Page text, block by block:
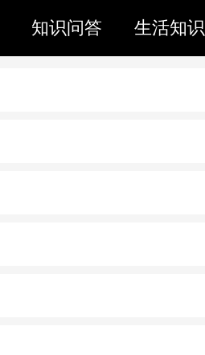
知识问答 生活知识